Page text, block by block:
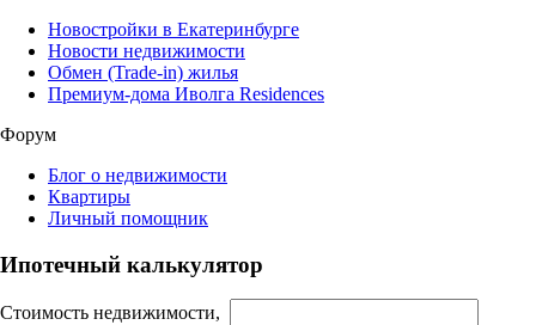
Новостройки в Екатеринбурге
Новости недвижимости
Обмен (Trade-in) жилья
Премиум-дома Иволга Residences
Форум
Блог о недвижимости
Квартиры
Личный помощник
Ипотечный калькулятор
Стоимость недвижимости,